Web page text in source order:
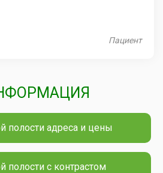
Пациент
адреса и цены
с контрастом